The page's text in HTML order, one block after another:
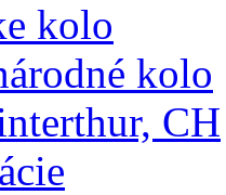
kolo
kolo
CH